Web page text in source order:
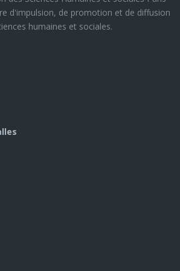
d'impulsion, de promotion et de diffusion
humaines et sociales.